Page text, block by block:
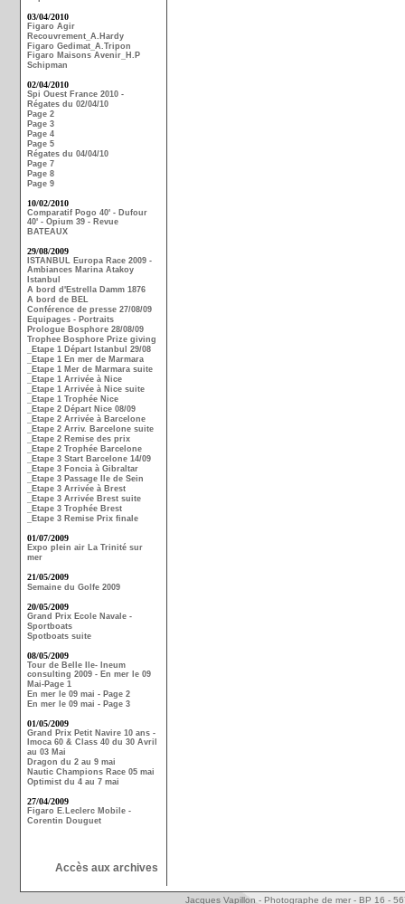
03/04/2010
Figaro Agir
Recouvrement_A.Hardy
Figaro Gedimat_A.Tripon
Figaro Maisons Avenir_H.P
Schipman
02/04/2010
Spi Ouest France 2010 -
Régates du 02/04/10
Page 2
Page 3
Page 4
Page 5
Régates du 04/04/10
Page 7
Page 8
Page 9
10/02/2010
Comparatif Pogo 40' - Dufour
40' - Opium 39 - Revue
BATEAUX
29/08/2009
ISTANBUL Europa Race 2009 -
Ambiances Marina Atakoy
Istanbul
A bord d'Estrella Damm 1876
A bord de BEL
Conférence de presse 27/08/09
Equipages - Portraits
Prologue Bosphore 28/08/09
Trophee Bosphore Prize giving
_Etape 1 Départ Istanbul 29/08
_Etape 1 En mer de Marmara
_Etape 1 Mer de Marmara suite
_Etape 1 Arrivée à Nice
_Etape 1 Arrivée à Nice suite
_Etape 1 Trophée Nice
_Etape 2 Départ Nice 08/09
_Etape 2 Arrivée à Barcelone
_Etape 2 Arriv. Barcelone suite
_Etape 2 Remise des prix
_Etape 2 Trophée Barcelone
_Etape 3 Start Barcelone 14/09
_Etape 3 Foncia à Gibraltar
_Etape 3 Passage Ile de Sein
_Etape 3 Arrivée à Brest
_Etape 3 Arrivée Brest suite
_Etape 3 Trophée Brest
_Etape 3 Remise Prix finale
01/07/2009
Expo plein air La Trinité sur
mer
21/05/2009
Semaine du Golfe 2009
20/05/2009
Grand Prix Ecole Navale -
Sportboats
Spotboats suite
08/05/2009
Tour de Belle Ile- Ineum
consulting 2009 - En mer le 09
Mai-Page 1
En mer le 09 mai - Page 2
En mer le 09 mai - Page 3
01/05/2009
Grand Prix Petit Navire 10 ans -
Imoca 60 & Class 40 du 30 Avril
au 03 Mai
Dragon du 2 au 9 mai
Nautic Champions Race 05 mai
Optimist du 4 au 7 mai
27/04/2009
Figaro E.Leclerc Mobile -
Corentin Douguet
Accès aux archives
Jacques Vapillon - Photographe de mer - BP 16 -